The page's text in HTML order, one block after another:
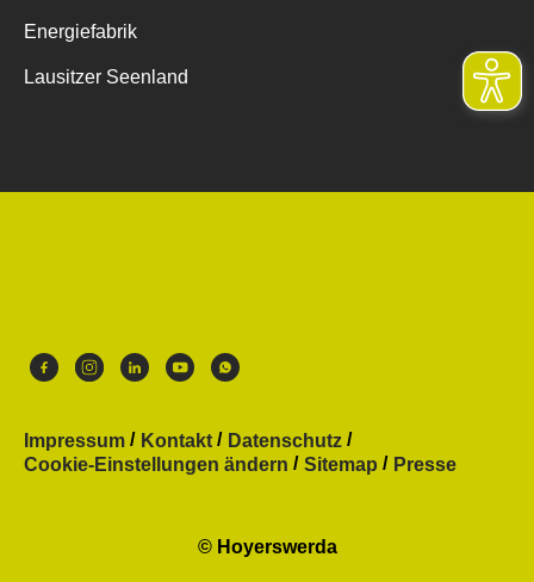
Energiefabrik
Lausitzer Seenland
Impressum Kontakt
Datenschutz
Cookie-Einstellungen ändern
Sitemap Presse
© Hoyerswerda